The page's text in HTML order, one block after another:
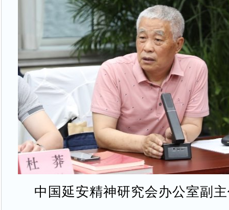
中国延安精神研究会办公室副